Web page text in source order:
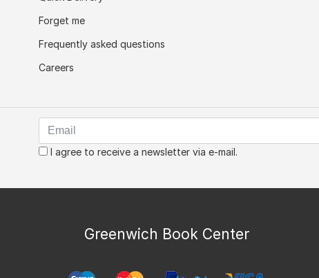
Forget me
Frequently asked questions
Careers
I agree to receive a newsletter via e-mail.
Greenwich Book Center